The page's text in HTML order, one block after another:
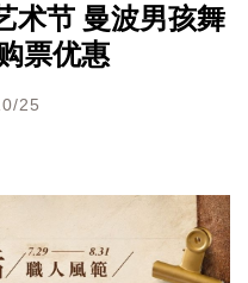
术节 曼波男孩舞
票优惠
25